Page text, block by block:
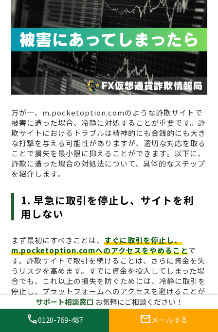
万が一、m.pocketoption.comのような詐欺サイトで
被害に遭った場合、冷静に対処することが重要です。詐
欺サイトにおけるトラブルは精神的にも金銭的にも大き
な打撃を与える可能性がありますが、適切な対応を取る
ことで損失を最小限に抑えることができます。以下に、
詐欺に遭った場合の対処法について、具体的なステップ
を紹介します。
1. 早急に取引を停止し、サイトを利
用しない
まず最初にすべきことは、 すぐに取引を停止し、
m.pocketoption.comへのアクセスをやめることで
す。詐欺サイトで取引を続けることは、さらに資金を失
うリスクを高めます。すでに資金を投入してしまった場
合でも、これ以上の損失を防ぐためには、冷静に取引を
停止し、プラットフォームへのアクセスを避けることが
最も効果的です。ブラウザのキャッシュをクリアし、関
連するログイン情報も削除しておくとより安全です。
サポート相談窓口 お気軽にご相談ください！
call0120-769-487 mail メールする